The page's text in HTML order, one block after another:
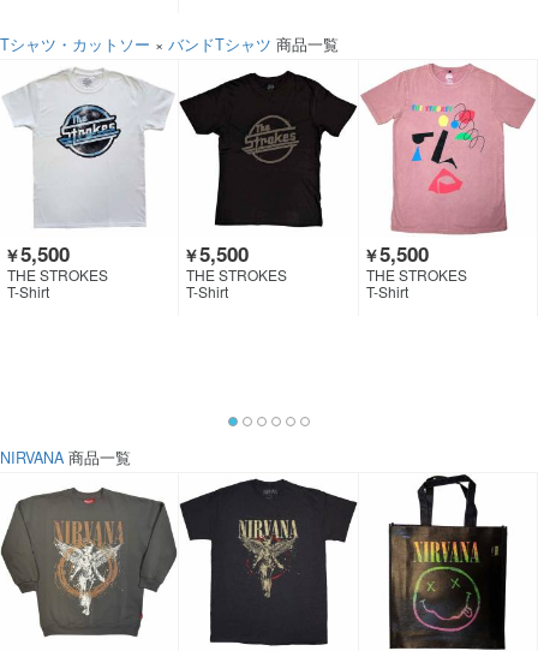
Tシャツ・カットソー × バンドTシャツ 商品一覧
￥5,500
THE STROKES
T-Shirt
￥5,500
THE STROKES
T-Shirt
￥5,500
THE STROKES
T-Shirt
NIRVANA 商品一覧